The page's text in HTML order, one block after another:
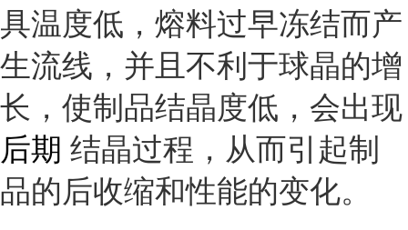
具温度低，熔料过早冻结而产
生流线，并且不利于球晶的增
长，使制品结晶度低，会出现
后期 结晶过程，从而引起制
品的后收缩和性能的变化。